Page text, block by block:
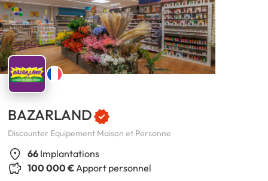
BAZARLAND
Discounter Equipement Maison et Personne
66 Implantations
100 000 €Apport personnel